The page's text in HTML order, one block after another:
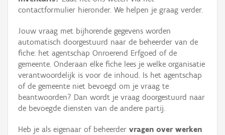
Aanduidingsobject
Waarneming
Thema
Gebeurtenis
Persoon of collectief
contactformulier hieronder. We helpen je graag verder.
Jouw vraag met bijhorende gegevens worden
automatisch doorgestuurd naar de beheerder van de
fiche: het agentschap Onroerend Erfgoed of de
gemeente. Onderaan elke fiche lees je welke organisatie
verantwoordelijk is voor de inhoud. Is het agentschap
of de gemeente niet bevoegd om je vraag te
beantwoorden? Dan wordt je vraag doorgestuurd naar
de bevoegde diensten van de andere partij.
Heb je als eigenaar of beheerder vragen over werken